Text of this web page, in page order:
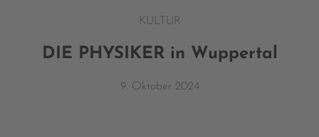
KULTUR
DIE PHYSIKER in Wuppertal
9. Oktober 2024